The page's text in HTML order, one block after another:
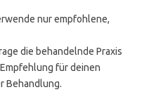
nur empfohlene,
die behandelnde Praxis
für deinen
Behandlung.